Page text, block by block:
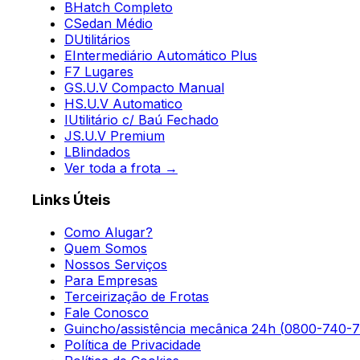
BHatch Completo
CSedan Médio
DUtilitários
EIntermediário Automático Plus
F7 Lugares
GS.U.V Compacto Manual
HS.U.V Automatico
IUtilitário c/ Baú Fechado
JS.U.V Premium
LBlindados
Ver toda a frota →
Links Úteis
Como Alugar?
Quem Somos
Nossos Serviços
Para Empresas
Terceirização de Frotas
Fale Conosco
Guincho/assistência mecânica 24h (0800-740-
Política de Privacidade